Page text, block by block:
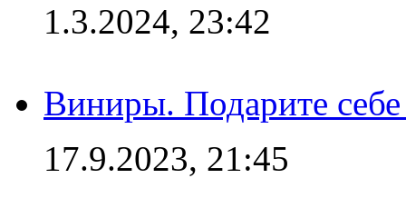
1.3.2024, 23:42
Виниры. Подарите
17.9.2023, 21:45